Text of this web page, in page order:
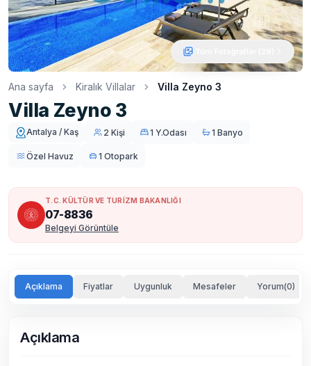
Ana sayfa Kiralık Villalar Villa Zeyno 3
Villa Zeyno 3
Antalya / Kaş 2 Kişi 1 Y.Odası 1 Banyo
Özel Havuz 1 Otopark
T.C. KÜLTÜR VE TURİZM BAKANLIĞI
07-8836
Belgeyi Görüntüle
Açıklama Fiyatlar Uygunluk Mesafeler Yorum(0)
Açıklama